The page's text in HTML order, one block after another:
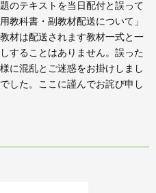
のテキストを当日配付と誤って
教科書・副教材配送について」
材は配送されます教材一式と一
することはありません。誤った
に混乱とご迷惑をお掛けしまし
した。ここに謹んでお詫び申し